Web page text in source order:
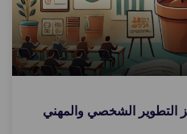
التطوير الشخصي والمهني